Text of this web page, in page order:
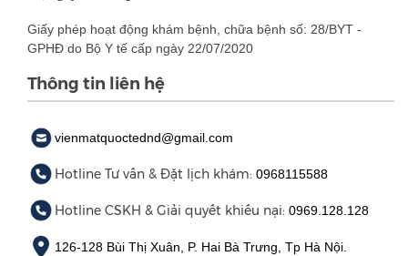
Giấy phép hoạt động khám bệnh, chữa bệnh số: 28/BYT -
GPHĐ do Bộ Y tế cấp ngày 22/07/2020
Thông tin liên hệ
vienmatquoctednd@gmail.com
Hotline Tư vấn & Đặt lịch khám: 0968115588
Hotline CSKH & Giải quyết khiếu nại: 0969.128.128
126-128 Bùi Thị Xuân, P. Hai Bà Trưng, Tp Hà Nội.